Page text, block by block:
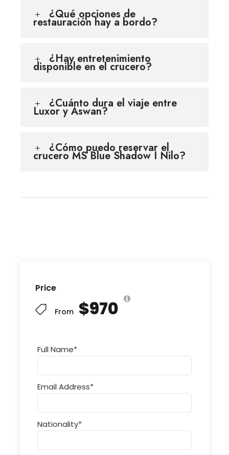
Price
From $970
Full Name*
Email Address*
Nationality*
¿Qué opciones de
restauración hay a bordo?
¿Hay entretenimiento
disponible en el crucero?
¿Cuánto dura el viaje entre
Luxor y Aswan?
¿Cómo puedo reservar el
crucero MS Blue Shadow I Nilo?